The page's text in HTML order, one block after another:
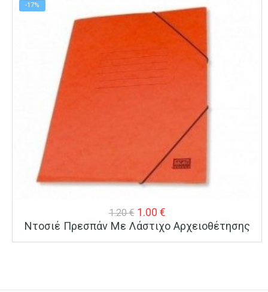
-17%
1.20€ Original
price
1.00 €Η
τρέχουσα
Ντοσιέ Πρεσπάν Με Λάστιχο Αρχειοθέτησης